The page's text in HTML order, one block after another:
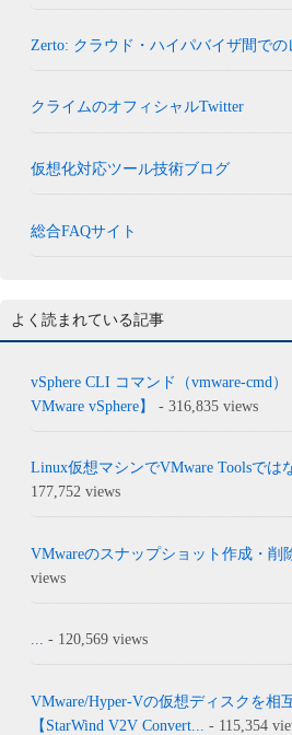
Zerto: クラウド・ハイパバイザ間で
クライムのオフィシャルTwitter
仮想化対応ツール技術ブログ
総合FAQサイト
よく読まれている記事
vSphere CLI コマンド（vmware-cmd
VMware vSphere】
- 316,835 views
Linux仮想マシンでVMware Toolsでは
177,752 views
VMwareのスナップショット作成・削
views
... - 120,569 views
VMware/Hyper-Vの仮想ディスクを相
【StarWind V2V Convert...
- 115,354